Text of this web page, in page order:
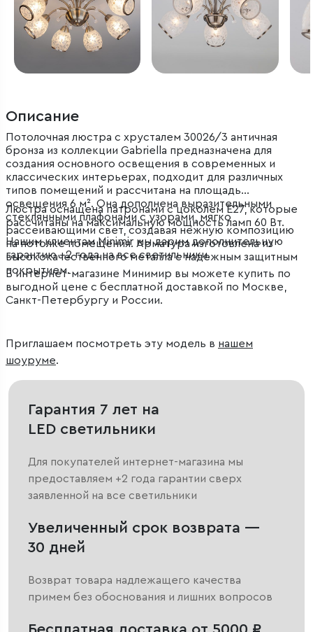
Описание
Потолочная люстра с хрусталем 30026/3 античная
бронза из коллекции Gabriella предназначена для
создания основного освещения в современных и
классических интерьерах, подходит для различных
типов помещений и рассчитана на площадь
освещения 6 м². Она дополнена выразительными
стеклянными плафонами с узорами, мягко
рассеивающими свет, создавая нежную композицию
на потолке помещения. Арматура изготовлена из
высококачественного металла с надежным защитным
покрытием.
Люстра оснащена патронами с цоколем Е27, которые
рассчитаны на максимальную мощность ламп 60 Вт.
Нашим клиентам Minimir мы дарим дополнительную
гарантию +2 года на все светильники.
В интернет-магазине Минимир вы можете купить по
выгодной цене с бесплатной доставкой по Москве,
Санкт-Петербургу и России.
Приглашаем посмотреть эту модель в нашем
шоуруме.
Гарантия 7 лет на
LED светильники
Для покупателей интернет-магазина мы
предоставляем +2 года гарантии сверх
заявленной на все светильники
Увеличенный срок возврата —
30 дней
Возврат товара надлежащего качества
примем без обоснования и лишних вопросов